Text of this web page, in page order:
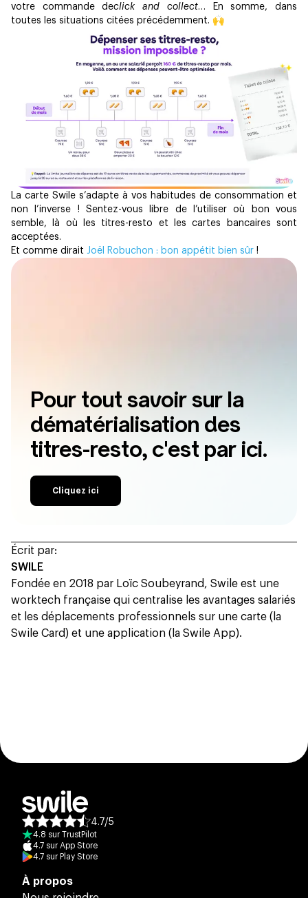
votre commande declick and collect… En somme, dans
toutes les situations citées précédemment. 🙌
La carte Swile s’adapte à vos habitudes de consommation et
non l’inverse ! Sentez-vous libre de l’utiliser où bon vous
semble, là où les titres-resto et les cartes bancaires sont
acceptées.
Et comme dirait Joël Robuchon : bon appétit bien sûr !
Pour tout savoir sur la
dématérialisation des
titres-resto, c'est par ici.
Cliquez ici
Écrit par:
SWILE
Fondée en 2018 par Loïc Soubeyrand, Swile est une
worktech française qui centralise les avantages salariés
et les déplacements professionnels sur une carte (la
Swile Card) et une application (la Swile App).
Note moyenne des avis :
4.7/5
4.8 sur TrustPilot
4.7 sur App Store
4.7 sur Play Store
À propos